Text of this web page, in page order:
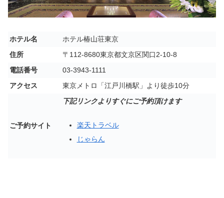
ホテル名
ホテル椿山荘東京
住所
〒112-8680東京都文京区関口2-10-8
電話番号
03-3943-1111
アクセス
東京メトロ「江戸川橋駅」より徒歩10分
ご予約サイト
下記リンクよりすぐにご予約頂けます
楽天トラベル
じゃらん